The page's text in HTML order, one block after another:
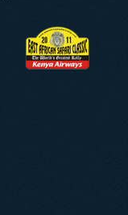
EASR-LOGO-
2011.PNG